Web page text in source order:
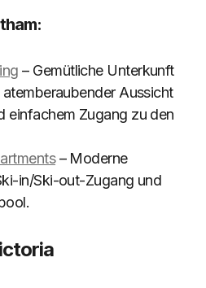
– Gemütliche Unterkunft
Aussicht
einfachem Zugang zu den
– Moderne
in/Ski-out-Zugang und